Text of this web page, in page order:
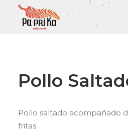
Pollo
Pollo saltado acompañado
fritas.